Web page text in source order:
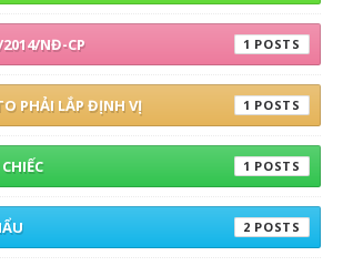
NĐ-CP 1
PHẢI LẮP ĐỊNH VỊ 1
1
2